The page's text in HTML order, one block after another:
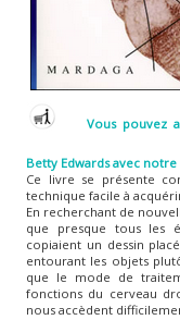
Vous pouvez
Betty Edwards avec
Ce livre se présente
technique facile à
En recherchant de
que presque tous les
copiaient un dessin
entourant les objets
que le mode de
fonctions du cerveau
nous accèdent